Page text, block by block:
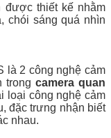
thiết kế nhằm
chói sáng quá nhìn
là 2 công nghệ cảm
trong camera quan
loại công nghệ cảm
đặc trưng nhận biết
nhau.